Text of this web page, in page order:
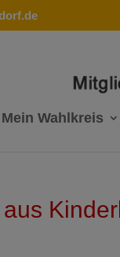
Mein Wahlkreis